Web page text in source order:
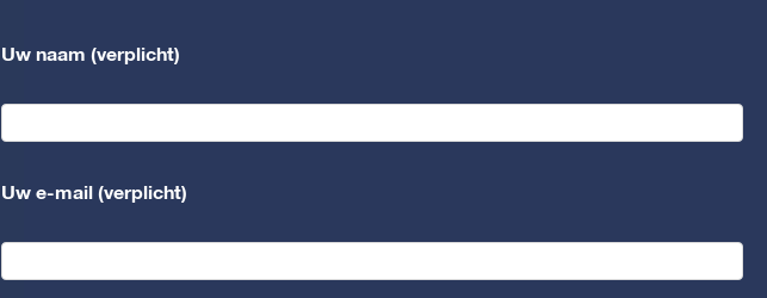
Uw naam (verplicht)
Uw e-mail (verplicht)